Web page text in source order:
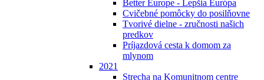
Better Europe - Lepšia Európa
Cvičebné pomôcky do posilňovne
Tvorivé dielne - zručnosti našich
predkov
Príjazdová cesta k domom za
mlynom
2021
Strecha na Komunitnom centre